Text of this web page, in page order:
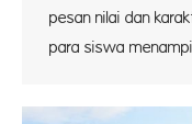
pesan nilai dan
para siswa